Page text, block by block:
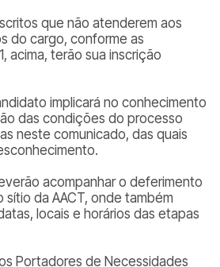
que não atenderem aos
do cargo, conforme as
acima, terão sua inscrição
implicará no conhecimento
das condições do processo
neste comunicado, das quais
acompanhar o deferimento
sítio da AACT, onde também
locais e horários das etapas
Portadores de Necessidades